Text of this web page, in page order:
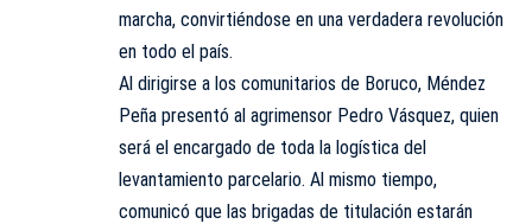
marcha, convirtiéndose en una verdadera revolución
en todo el país.
Al dirigirse a los comunitarios de Boruco, Méndez
Peña presentó al agrimensor Pedro Vásquez, quien
será el encargado de toda la logística del
levantamiento parcelario. Al mismo tiempo,
comunicó que las brigadas de titulación estarán